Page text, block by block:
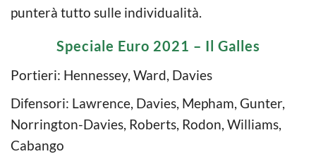
punterà tutto sulle individualità.
Speciale Euro 2021 – Il Galles
Portieri: Hennessey, Ward, Davies
Difensori: Lawrence, Davies, Mepham, Gunter,
Norrington-Davies, Roberts, Rodon, Williams,
Cabango